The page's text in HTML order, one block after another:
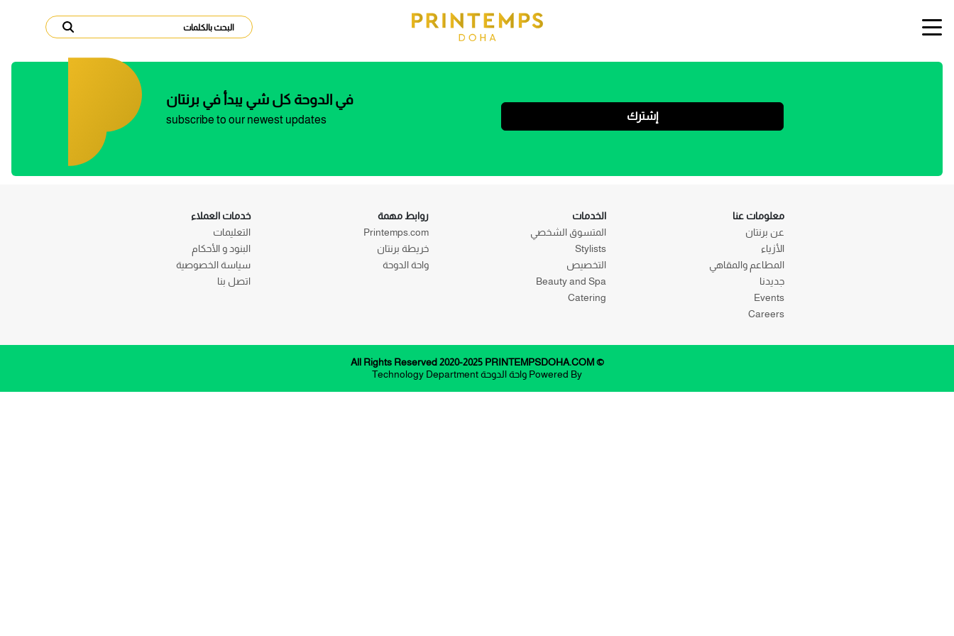
في الدوحة كل شي يبدأ في برنتان
subscribe to our newest updates إشترك
معلومات عنا
عن برنتان
الأزياء
المطاعم والمقاهي
جديدنا
Events
Careers
الخدمات
المتسوق الشخصي
Stylists
التخصيص
Beauty and Spa
Catering
روابط مهمة
Printemps.com
خريطة برنتان
واحة الدوحة
خدمات العملاء
التعليمات
البنود و الأحكام
سياسة الخصوصية
اتصل بنا
© All Rights Reserved 2020-2025 PRINTEMPSDOHA.COM
Powered By واحة الدوحة